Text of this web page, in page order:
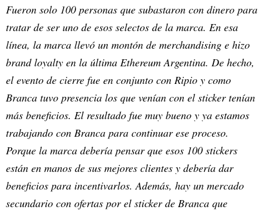
Fueron solo 100 personas que subastaron con dinero para
tratar de ser uno de esos selectos de la marca. En esa
línea, la marca llevó un montón de merchandising e hizo
brand loyalty en la última Ethereum Argentina. De hecho,
el evento de cierre fue en conjunto con Ripio y como
Branca tuvo presencia los que venían con el sticker tenían
más beneficios. El resultado fue muy bueno y ya estamos
trabajando con Branca para continuar ese proceso.
Porque la marca debería pensar que esos 100 stickers
están en manos de sus mejores clientes y debería dar
beneficios para incentivarlos. Además, hay un mercado
secundario con ofertas por el sticker de Branca que